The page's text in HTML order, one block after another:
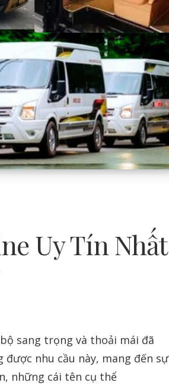
Uy Tín Nhất
sang trọng và thoải mái đã
nhu cầu này, mang đến sự
những cái tên cụ thể